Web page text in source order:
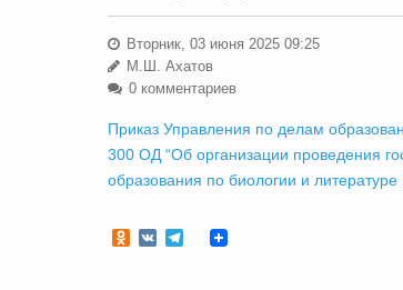
Вторник, 03 июня 2025 09:25
М.Ш. Ахатов
0 комментариев
Приказ Управления по делам
300 ОД “Об организации проведения
образования по биологии и литературе
Odnoklassniki
VK Telegram